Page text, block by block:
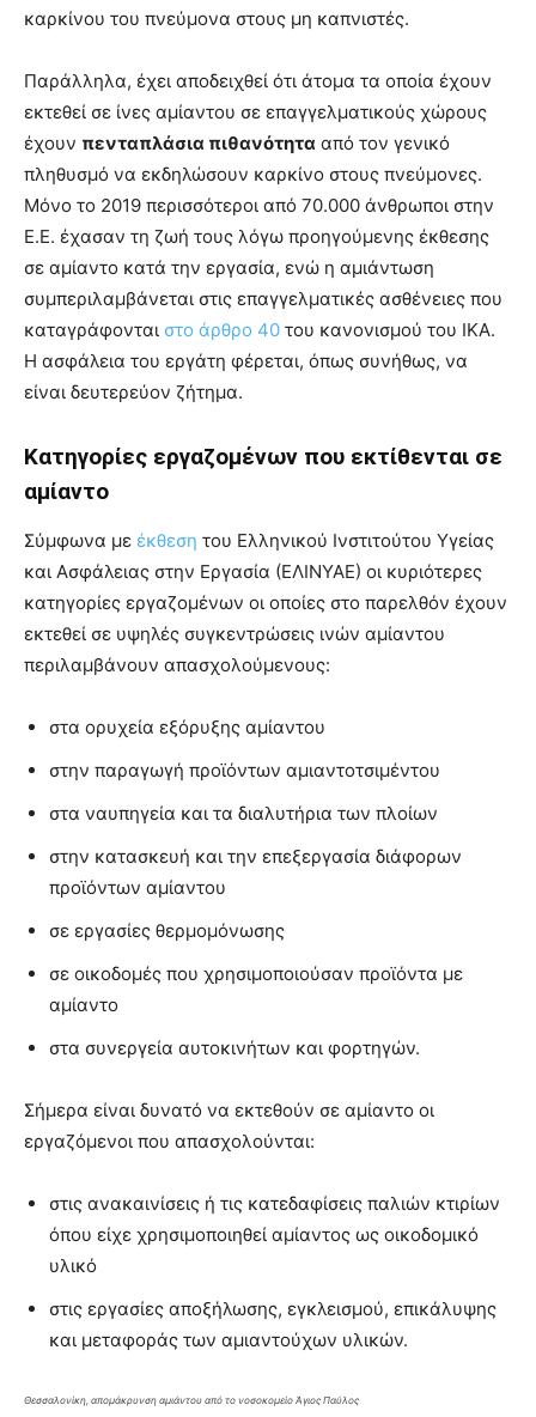
καρκίνου του πνεύμονα στους μη καπνιστές.
Παράλληλα, έχει αποδειχθεί ότι άτομα τα οποία έχουν
εκτεθεί σε ίνες αμίαντου σε επαγγελματικούς χώρους
έχουν πενταπλάσια πιθανότητα από τον γενικό
πληθυσμό να εκδηλώσουν καρκίνο στους πνεύμονες.
Μόνο το 2019 περισσότεροι από 70.000 άνθρωποι στην
Ε.Ε. έχασαν τη ζωή τους λόγω προηγούμενης έκθεσης
σε αμίαντο κατά την εργασία, ενώ η αμιάντωση
συμπεριλαμβάνεται στις επαγγελματικές ασθένειες που
καταγράφονται στο άρθρο 40 του κανονισμού του ΙΚΑ.
Η ασφάλεια του εργάτη φέρεται, όπως συνήθως, να
είναι δευτερεύον ζήτημα.
Κατηγορίες εργαζομένων που εκτίθενται σε
αμίαντο
Σύμφωνα με έκθεση του Ελληνικού Ινστιτούτου Υγείας
και Ασφάλειας στην Εργασία (ΕΛΙΝΥΑΕ) οι κυριότερες
κατηγορίες εργαζομένων οι οποίες στο παρελθόν έχουν
εκτεθεί σε υψηλές συγκεντρώσεις ινών αμίαντου
περιλαμβάνουν απασχολούμενους:
στα ορυχεία εξόρυξης αμίαντου
στην παραγωγή προϊόντων αμιαντοτσιμέντου
στα ναυπηγεία και τα διαλυτήρια των πλοίων
στην κατασκευή και την επεξεργασία διάφορων
προϊόντων αμίαντου
σε εργασίες θερμομόνωσης
σε οικοδομές που χρησιμοποιούσαν προϊόντα με
αμίαντο
στα συνεργεία αυτοκινήτων και φορτηγών.
Σήμερα είναι δυνατό να εκτεθούν σε αμίαντο οι
εργαζόμενοι που απασχολούνται:
στις ανακαινίσεις ή τις κατεδαφίσεις παλιών κτιρίων
όπου είχε χρησιμοποιηθεί αμίαντος ως οικοδομικό
υλικό
στις εργασίες αποξήλωσης, εγκλεισμού, επικάλυψης
και μεταφοράς των αμιαντούχων υλικών.
Θεσσαλονίκη, απομάκρυνση αμιάντου από το νοσοκομείο Άγιος Παύλος